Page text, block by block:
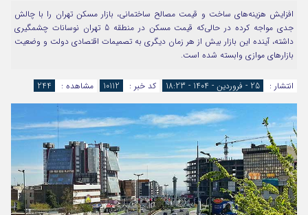
مرا به خاطر بسپار
افزایش هزینه‌های ساخت و قیمت مصالح ساختمانی، بازار مسکن تهران را با چالش
جدی مواجه کرده در حالی‌که قیمت مسکن در منطقه 5 تهران نوسانات چشمگیری
داشته، آینده این بازار بیش از هر زمان دیگری به تصمیمات اقتصادی دولت و وضعیت
بازارهای موازی وابسته شده است.
انتشار : 25 - فروردین - 1404 - 18:23 کد خبر : 10112 مشاهده : 244